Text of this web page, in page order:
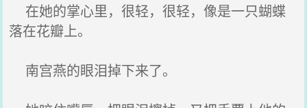
在她的掌心里，很轻，很轻，像是一只蝴蝶
落在花瓣上。
南宫燕的眼泪掉下来了。